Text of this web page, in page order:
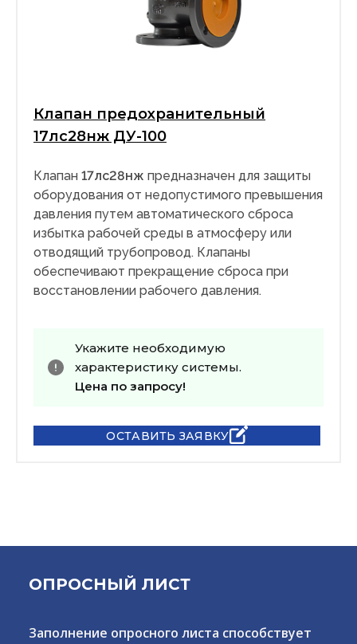
Клапан предохранительный
17лс28нж ДУ-100
Клапан 17лс28нж предназначен для защиты
оборудования от недопустимого превышения
давления путем автоматического сброса
избытка рабочей среды в атмосферу или
отводящий трубопровод. Клапаны
обеспечивают прекращение сброса при
восстановлении рабочего давления.
Укажите необходимую
характеристику системы.
Цена по запросу!
ОСТАВИТЬ ЗАЯВКУ
ОПРОСНЫЙ ЛИСТ
Заполнение опросного листа способствует